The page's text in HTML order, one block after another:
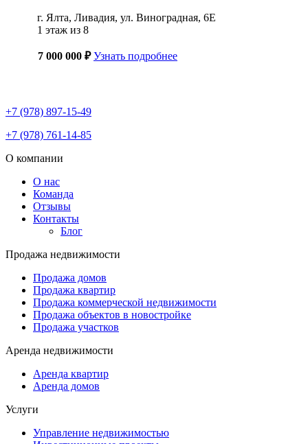
г. Ялта, Ливадия, ул. Виноградная, 6Е
1 этаж из 8
7 000 000 ₽ Узнать подробнее
+7 (978) 897-15-49
+7 (978) 761-14-85
О компании
О нас
Команда
Отзывы
Контакты
Блог
Продажа недвижимости
Продажа домов
Продажа квартир
Продажа коммерческой недвижимости
Продажа объектов в новостройке
Продажа участков
Аренда недвижимости
Аренда квартир
Аренда домов
Услуги
Управление недвижимостью